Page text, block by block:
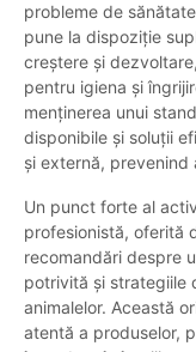
probleme de
pune la dispoziție
creștere și
pentru igiena și
menținerea unui
disponibile și soluții
și externă,
Un punct forte al
profesionistă, oferită
recomandări despre
potrivită și strategiile
animalelor. Această
atentă a produselor,